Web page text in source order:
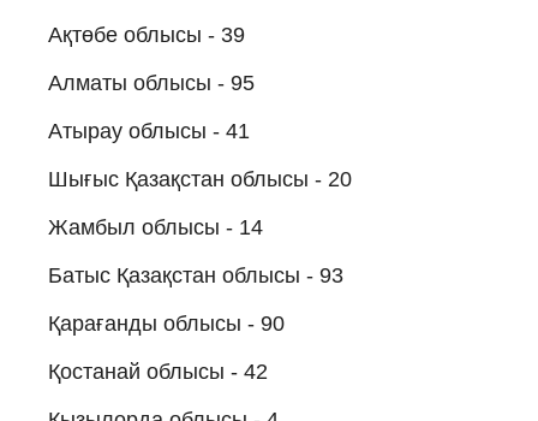
Ақтөбе облысы - 39
Алматы облысы - 95
Атырау облысы - 41
Шығыс Қазақстан облысы - 20
Жамбыл облысы - 14
Батыс Қазақстан облысы - 93
Қарағанды облысы - 90
Қостанай облысы - 42